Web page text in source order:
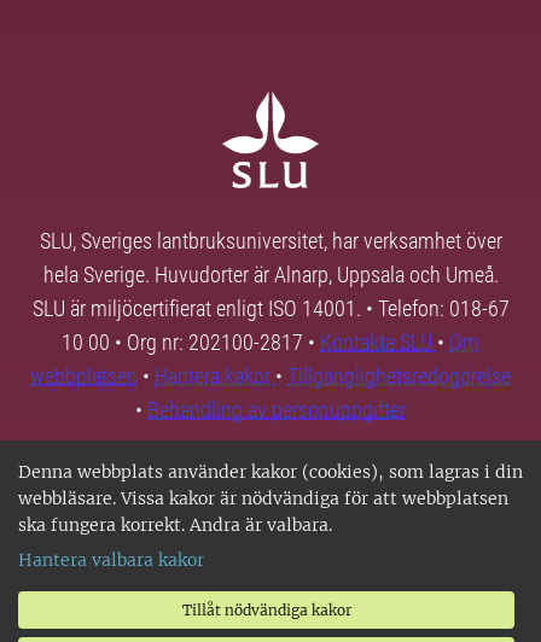
Denna webbplats använder kakor (cookies), som lagras i din
webbläsare. Vissa kakor är nödvändiga för att webbplatsen
ska fungera korrekt. Andra är valbara.
Hantera valbara kakor
Tillåt nödvändiga kakor
SLU, Sveriges lantbruksuniversitet, har verksamhet över
hela Sverige. Huvudorter är Alnarp, Uppsala och Umeå.
SLU är miljöcertifierat enligt ISO 14001. • Telefon: 018-67
10 00 • Org nr: 202100-2817 • Kontakta SLU • Om
webbplatsen • Hantera kakor • Tillgänglighetsredogörelse
• Behandling av personuppgifter